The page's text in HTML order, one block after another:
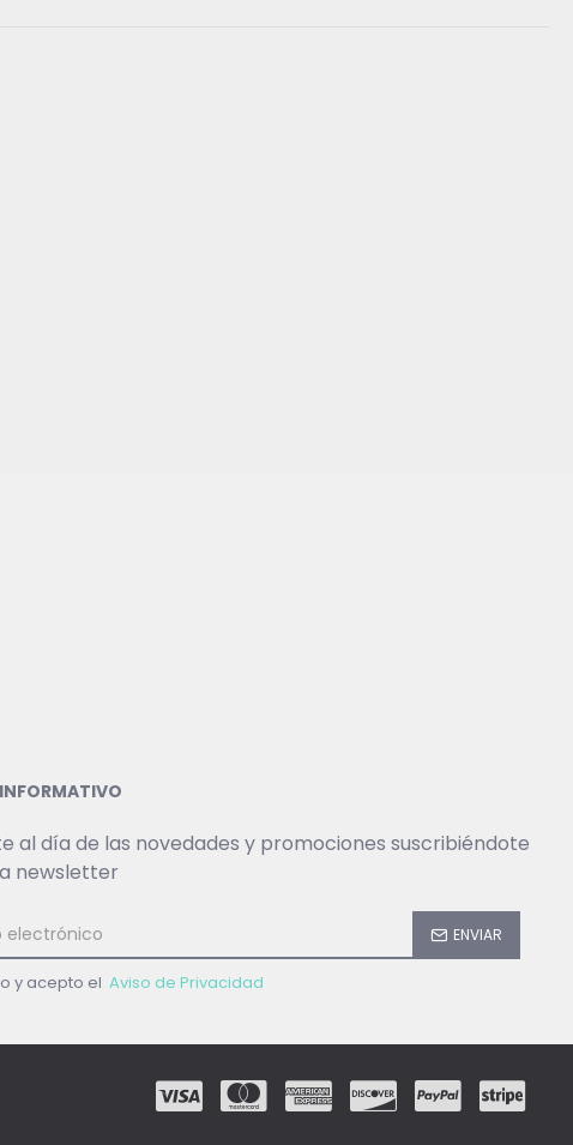
al día de las novedades y promociones suscribiéndote
newsletter
ENVIAR
y acepto el Aviso de Privacidad